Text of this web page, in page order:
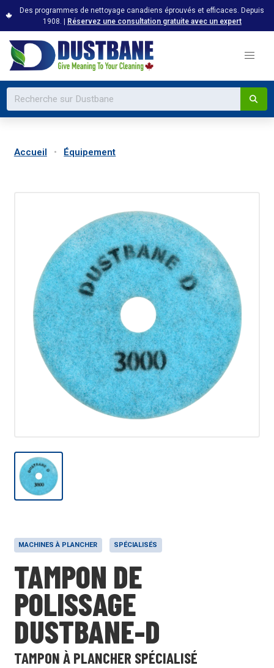
Des programmes de nettoyage canadiens éprouvés et efficaces. Depuis
1908. | Réservez une consultation gratuite avec un expert
Accueil Équipement
MACHINES À PLANCHER SPÉCIALISÉS
TAMPON DE
POLISSAGE
DUSTBANE-D
TAMPON À PLANCHER SPÉCIALISÉ